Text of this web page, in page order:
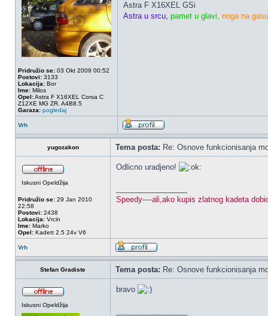
Pridružio se: 03 Okt 2009 00:52
Postovi: 3133
Lokacija: Bor
Ime: Milos
Opel:Astra F X16XEL Corsa C
Z12XE MG ZR. A4B8.5
Garaza: pogledaj
Astra F X16XEL GSi
Astra u srcu, pamet u glavi, noga na gasu
Vrh
yugozakon Tema posta: Re: Osnove funkcionisanja
Iskusni Opeldžija
Pridružio se: 29 Jan 2010
22:58
Postovi: 2438
Lokacija: Vrcin
Ime: Marko
Opel: Kadett 2.5 24v V6
Odlicno uradjeno!
Speedy----ali,ako kupis zlatnog kadeta
Vrh
Stefan Gradiste Tema posta: Re: Osnove funkcionisanja
Iskusni Opeldžija
bravo